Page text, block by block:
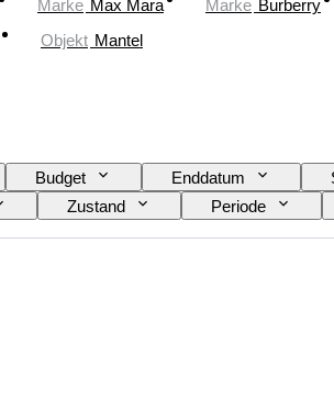
Marke Max Mara Marke Burberry
Objekt Mantel
Budget Enddatum
Zustand Periode
Hemdkragengröße